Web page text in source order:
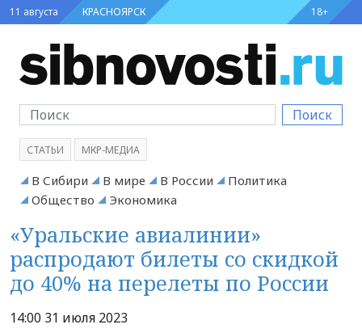
11 августа КРАСНОЯРСК 18+
Поиск
СТАТЬИ МКР-МЕДИА
В Сибири В мире В России
Политика
Общество
Экономика
«Уральские авиалинии»
распродают билеты со скидкой
до 40% на перелеты по России
14:00 31 июля 2023